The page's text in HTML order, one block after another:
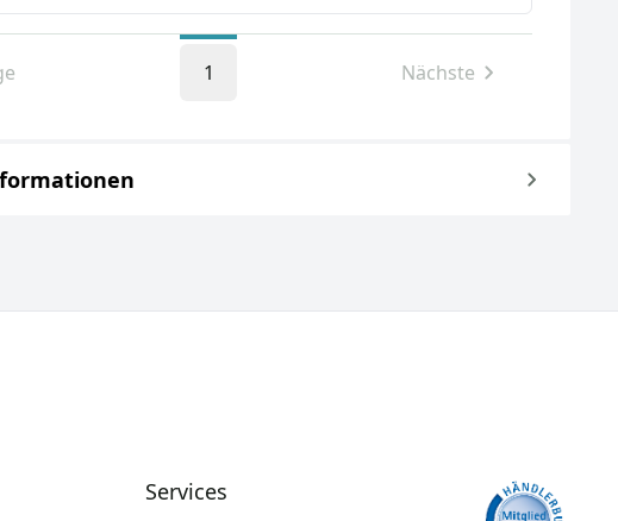
1 Nächste
Services